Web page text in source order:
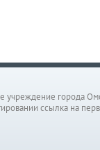
города
ссылка на